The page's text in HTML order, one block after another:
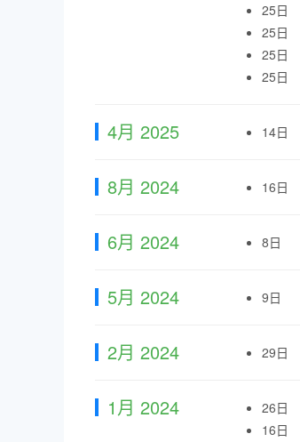
25日
25日
25日
25日
4月 2025 14日
8月 2024 16日
6月 2024 8日
5月 2024 9日
2月 2024 29日
1月 2024 26日
16日